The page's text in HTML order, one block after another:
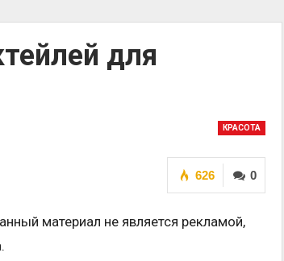
для
КРАСОТА
0
626
материал не является рекламой,